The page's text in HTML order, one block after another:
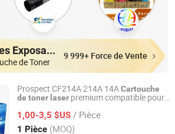
Meilleures ventes Exposants
de Toner
9 999+ Force de Vente
Prospect CF214A 214A 14ACartouche
de toner laser premium compatible pour
M712DN M712xh M725DN
1,00-3,5 $US / Pièce
1 Pièce (MOQ)
Limited of Zhuhai
Depuis 2024